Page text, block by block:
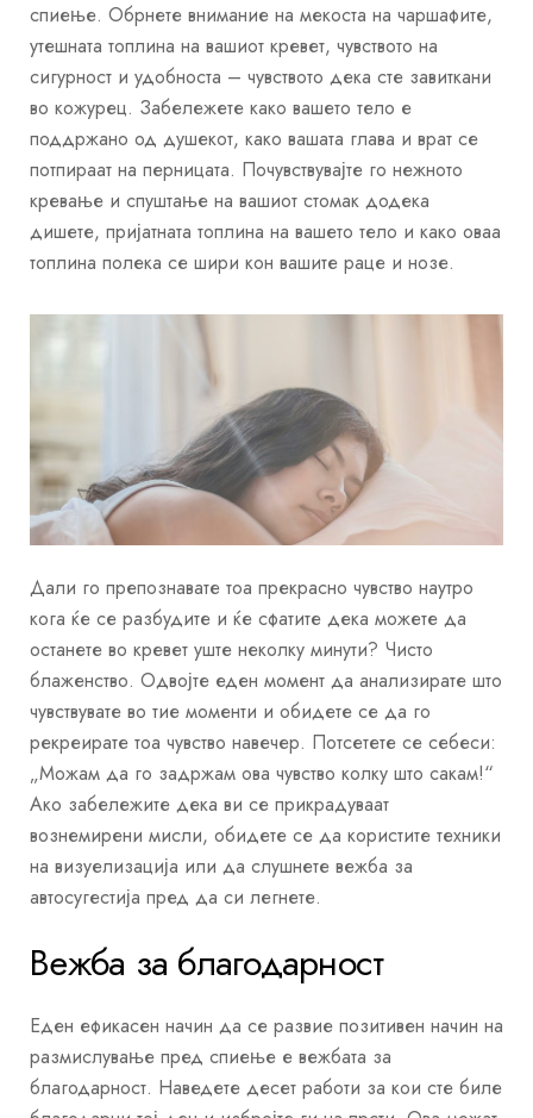
спиење. Обрнете внимание на мекоста на чаршафите,
утешната топлина на вашиот кревет, чувството на
сигурност и удобноста – чувството дека сте завиткани
во кожурец. Забележете како вашето тело е
поддржано од душекот, како вашата глава и врат се
потпираат на перницата. Почувствувајте го нежното
кревање и спуштање на вашиот стомак додека
дишете, пријатната топлина на вашето тело и како оваа
топлина полека се шири кон вашите раце и нозе.
Дали го препознавате тоа прекрасно чувство наутро
кога ќе се разбудите и ќе сфатите дека можете да
останете во кревет уште неколку минути? Чисто
блаженство. Одвојте еден момент да анализирате што
чувствувате во тие моменти и обидете се да го
рекреирате тоа чувство навечер. Потсетете се себеси:
„Можам да го задржам ова чувство колку што сакам!“
Ако забележите дека ви се прикрадуваат
вознемирени мисли, обидете се да користите техники
на визуелизација или да слушнете вежба за
автосугестија пред да си легнете.
Вежба за благодарност
Еден ефикасен начин да се развие позитивен начин на
размислување пред спиење е вежбата за
благодарност. Наведете десет работи за кои сте биле